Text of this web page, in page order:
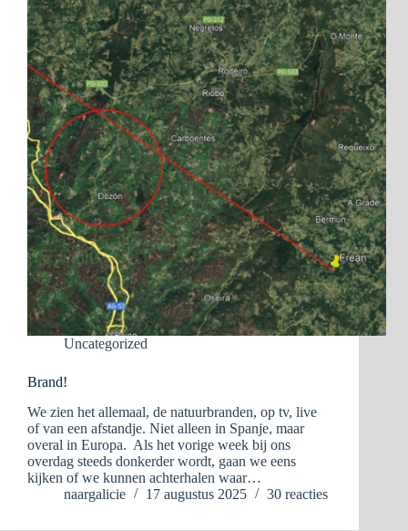
Uncategorized
Brand!
We zien het allemaal, de natuurbranden, op tv, live
of van een afstandje. Niet alleen in Spanje, maar
overal in Europa. Als het vorige week bij ons
overdag steeds donkerder wordt, gaan we eens
kijken of we kunnen achterhalen waar…
naargalicie
17 augustus 2025 30 reacties